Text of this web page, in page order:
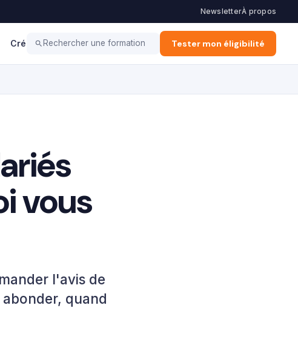
NewsletterÀ propos
Création d'Entreprise Alternance & Stage Vie Pro
Rechercher une formation Tester mon éligibilité
vous
l'avis de
quand